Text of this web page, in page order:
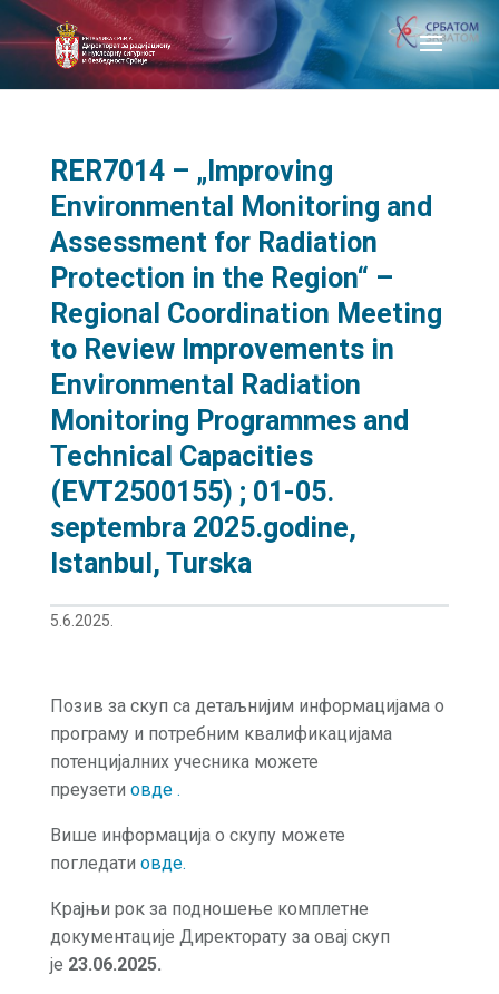
RER7014 – „Improving
Environmental Monitoring and
Assessment for Radiation
Protection in the Region“ –
Regional Coordination Meeting
to Review Improvements in
Environmental Radiation
Monitoring Programmes and
Technical Capacities
(EVT2500155) ; 01-05.
septembra 2025.godine,
Istanbul, Turska
5.6.2025.
Позив за скуп са детаљнијим информацијама о
програму и потребним квалификацијама
потенцијалних учесника можете
преузети овде .
Више информација о скупу можете
погледати овде.
Крајњи рок за подношење комплетне
документације Директорату за овај скуп
је 23.06.2025.